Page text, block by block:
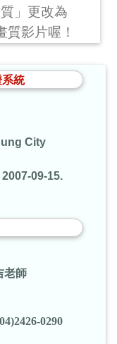
」更改為
質影片喔！
系統
City
09-15.
師
0290